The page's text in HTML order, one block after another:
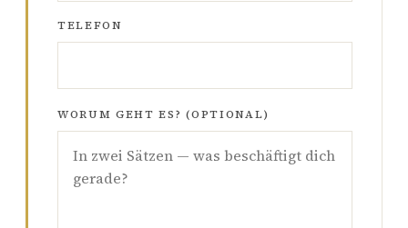
TELEFON
WORUM GEHT ES? (OPTIONAL)